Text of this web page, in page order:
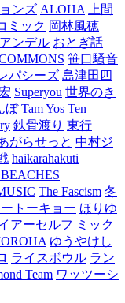
ンズ ALOHA
上間
ミック 岡林風穂
ンデル おとぎ話
笹口騒音
パシーズ 島津田四
Superyou 世界のき
ぼ Tam Yos Ten
鉄骨渡り 東行
がらせっと 中村ジ
haikarahakuti
The Fascism 冬
トーキョー ほりゆ
アーセルフ ミック
ゆうやけし
ライスボウル ラン
Team ワッツーシ